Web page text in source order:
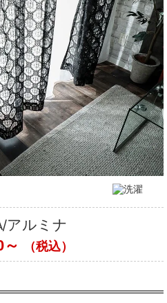
アルミナ
～
（税込）